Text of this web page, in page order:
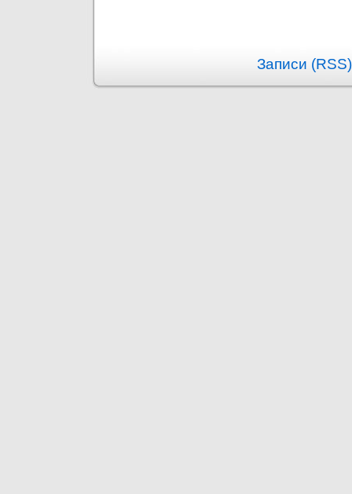
Записи (RSS)